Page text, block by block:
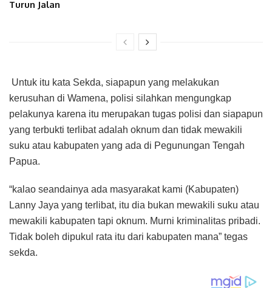
Turun Jalan
Untuk itu kata Sekda, siapapun yang melakukan
kerusuhan di Wamena, polisi silahkan mengungkap
pelakunya karena itu merupakan tugas polisi dan siapapun
yang terbukti terlibat adalah oknum dan tidak mewakili
suku atau kabupaten yang ada di Pegunungan Tengah
Papua.
“kalao seandainya ada masyarakat kami (Kabupaten)
Lanny Jaya yang terlibat, itu dia bukan mewakili suku atau
mewakili kabupaten tapi oknum. Murni kriminalitas pribadi.
Tidak boleh dipukul rata itu dari kabupaten mana” tegas
sekda.